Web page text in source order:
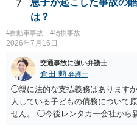
7
息子が起こした事故の
は？
#自動車事故 #物損事故
2026年7月16日
交通事故に強い弁護士
倉田 勲 弁護士
◯親に法的な支払義務はあります
人している子どもの債務について
せん。 ◯今後レンタカー会社から